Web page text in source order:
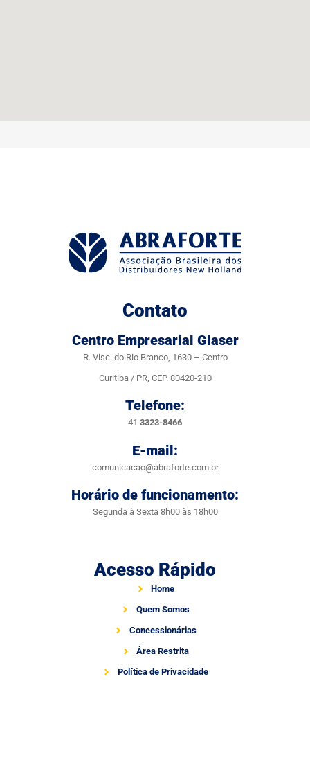
Contato
Centro Empresarial Glaser
R. Visc. do Rio Branco, 1630 – Centro
Curitiba / PR, CEP. 80420-210
Telefone:
41 3323-8466
E-mail:
comunicacao@abraforte.com.br
Horário de funcionamento:
Segunda à Sexta 8h00 às 18h00
Acesso Rápido
Home
Quem Somos
Concessionárias
Área Restrita
Política de Privacidade